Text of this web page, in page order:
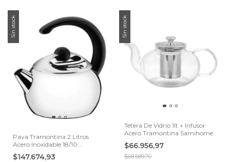
Sin stock
Pava Tramontina 2 Litros
Acero Inoxidable 18/10
Samihome
$147.674,93
Sin stock
Tetera De Vidrio 1lt + Infusor
Acero Tramontina Samihome
$66.956,97
$68.589,70